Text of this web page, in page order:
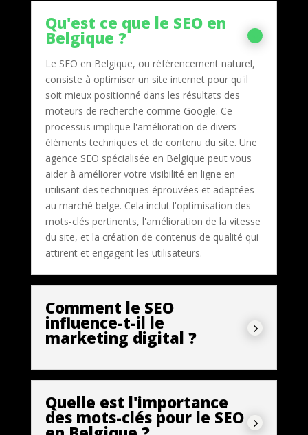
Qu'est ce que le SEO en
Belgique ? 3
Le SEO en Belgique, ou référencement naturel,
consiste à optimiser un site internet pour qu'il
soit mieux positionné dans les résultats des
moteurs de recherche comme Google. Ce
processus implique l'amélioration de divers
éléments techniques et de contenu du site. Une
agence SEO spécialisée en Belgique peut vous
aider à améliorer votre visibilité en ligne en
utilisant des techniques éprouvées et adaptées
au marché belge. Cela inclut l'optimisation des
mots-clés pertinents, l'amélioration de la vitesse
du site, et la création de contenus de qualité qui
attirent et engagent les utilisateurs.
Comment le SEO
influence-t-il le
marketing digital ? 5
Quelle est l'importance
des mots-clés pour le SEO 5